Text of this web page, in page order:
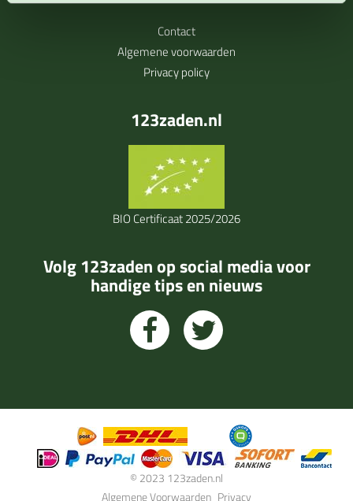
Contact
Algemene voorwaarden
Privacy policy
123zaden.nl
BIO Certificaat 2025/2026
Volg 123zaden op social media voor
handige tips en nieuws
© 2023 123zaden.nl
Algemene Voorwaarden Privacy